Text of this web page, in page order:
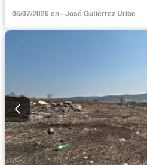
06/07/2026 en - José Gutiérrez Uribe